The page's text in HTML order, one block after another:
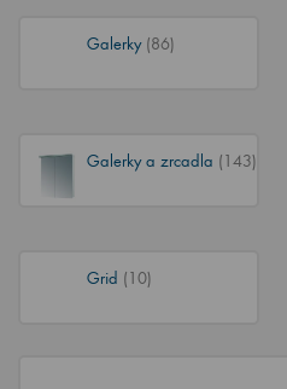
Galerky (86)
Galerky a zrcadla (143)
Grid (10)